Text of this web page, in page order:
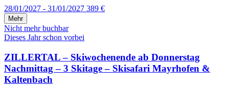
28/01/2027 - 31/01/2027 389 €
Mehr
Nicht mehr buchbar
Dieses Jahr schon vorbei
ZILLERTAL – Skiwochenende ab Donnerstag
Nachmittag – 3 Skitage – Skisafari Mayrhofen &
Kaltenbach